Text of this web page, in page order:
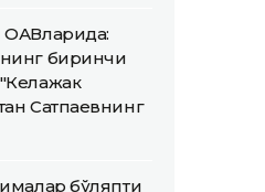
ОАВларида:
биринчи
Сатпаевнинг
бўляпти